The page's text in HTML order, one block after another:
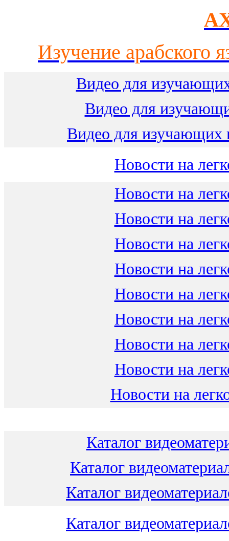
Изучение арабского
Видео для
Видео для
Видео для изучающих
Новости на
Новости на
Новости на
Новости на
Новости на
Новости на
Новости на
Новости на
Новости на
Новости на
Каталог
Каталог
Каталог
Каталог